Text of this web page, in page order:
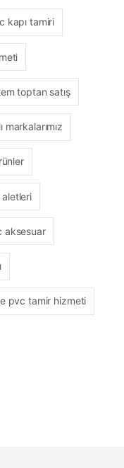
kapı tamiri
toptan satış
markalarımız
aletleri
aksesuar
pvc tamir hizmeti